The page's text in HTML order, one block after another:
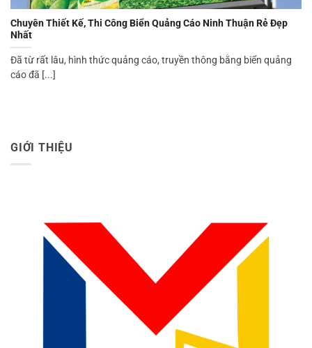
Chuyên Thiết Kế, Thi Công Biển Quảng Cáo Ninh Thuận Rẻ Đẹp
Nhất
Đã từ rất lâu, hình thức quảng cáo, truyền thông bằng biển quảng
cáo đã [...]
GIỚI THIỆU